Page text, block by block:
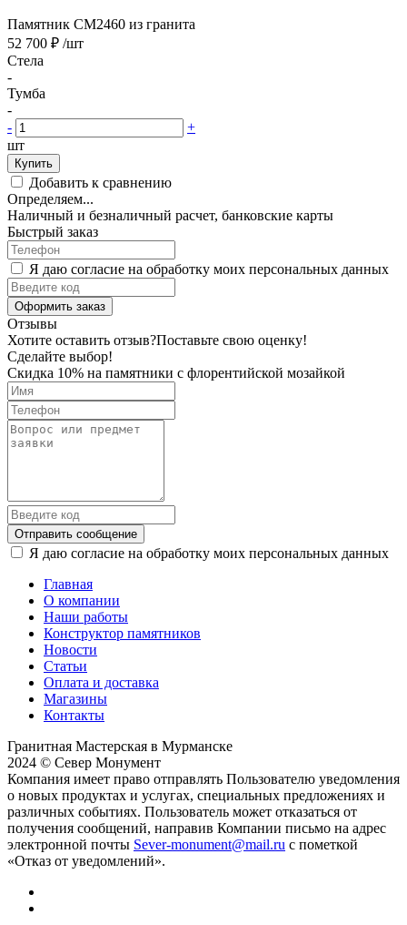
Памятник CM2460 из гранита
52 700 ₽ /шт
Стела
-
Тумба
-
-
+
шт
Купить
Добавить к сравнению
Определяем...
Наличный и безналичный расчет, банковские карты
Быстрый заказ
Я даю согласие на обработку моих персональных данных
Оформить заказ
Отзывы
Хотите оставить отзыв?Поставьте свою оценку!
Сделайте выбор!
Скидка 10% на памятники с флорентийской мозайкой
Отправить сообщение
Я даю согласие на обработку моих персональных данных
Главная
О компании
Наши работы
Конструктор памятников
Новости
Статьи
Оплата и доставка
Магазины
Контакты
Гранитная Мастерская в Мурманске
2024 © Север Монумент
Компания имеет право отправлять Пользователю уведомления
о новых продуктах и услугах, специальных предложениях и
различных событиях. Пользователь может отказаться от
получения сообщений, направив Компании письмо на адрес
электронной почты Sever-monument@mail.ru с пометкой
«Отказ от уведомлений».